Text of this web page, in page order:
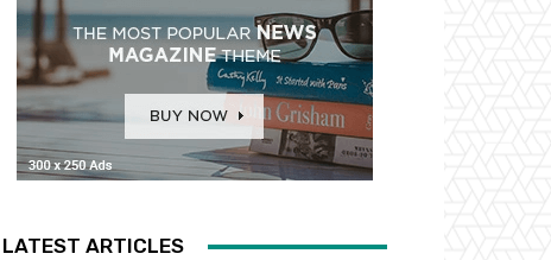
LATEST ARTICLES